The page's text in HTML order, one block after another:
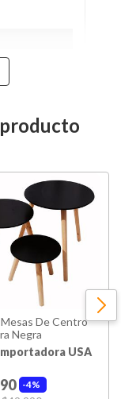
De Centro
Negra
USA
4%